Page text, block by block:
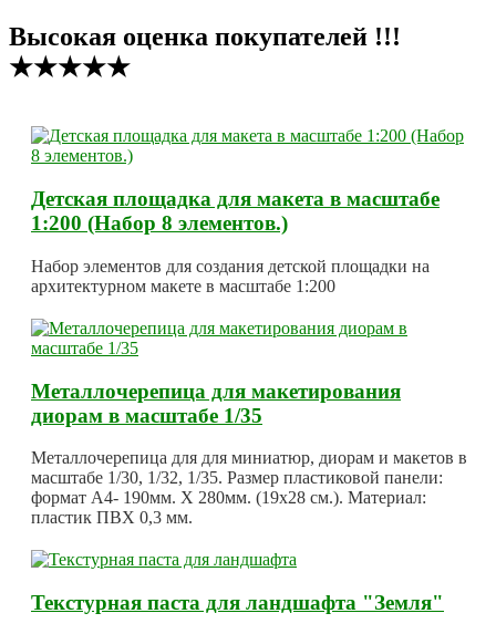
Высокая оценка покупателей !!!
★★★★★
Детская площадка для макета в масштабе
1:200 (Набор 8 элементов.)
Набор элементов для создания детской площадки на
архитектурном макете в масштабе 1:200
Металлочерепица для макетирования
диорам в масштабе 1/35
Металлочерепица для для миниатюр, диорам и макетов в
масштабе 1/30, 1/32, 1/35. Размер пластиковой панели:
формат А4- 190мм. Х 280мм. (19х28 см.). Материал:
пластик ПВХ 0,3 мм.
Текстурная паста для ландшафта "Земля"